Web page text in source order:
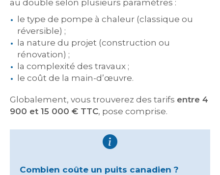
au double selon plusieurs paramètres :
le type de pompe à chaleur (classique ou
réversible) ;
la nature du projet (construction ou
rénovation) ;
la complexité des travaux ;
le coût de la main-d’œuvre.
Globalement, vous trouverez des tarifs entre 4
900 et 15 000 € TTC, pose comprise.
Combien coûte un puits canadien ?